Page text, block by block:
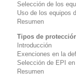
Selección de los
Uso de los equipos
Resumen
Tipos de
Introducción
Exenciones en la
Selección de EPI
Resumen